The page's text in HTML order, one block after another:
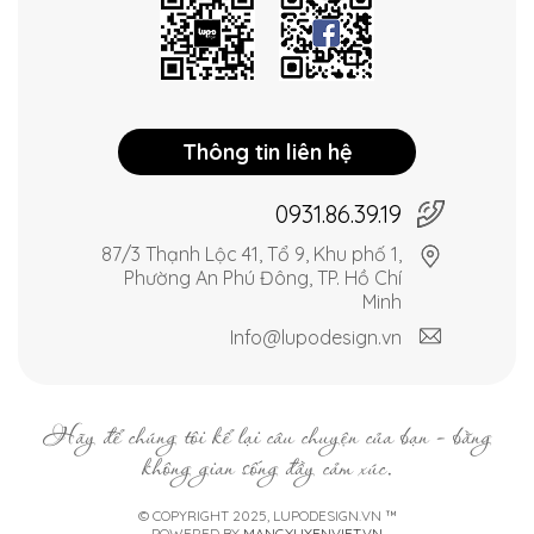
Thông tin liên hệ
0931.86.39.19
87/3 Thạnh Lộc 41, Tổ 9, Khu phố 1,
Phường An Phú Đông, TP. Hồ Chí
Minh
Info@lupodesign.vn
Hãy để chúng tôi kể lại câu chuyện của bạn - bằng
không gian sống đầy cảm xúc.
© COPYRIGHT 2025, LUPODESIGN.VN ™